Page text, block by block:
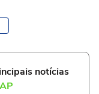
notícias